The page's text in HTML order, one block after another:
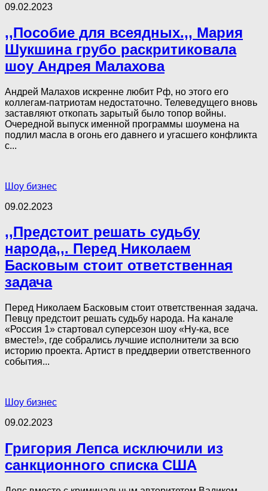
09.02.2023
,,Пособие для всеядных.,, Мария
Шукшина грубо раскритиковала
шоу Андрея Малахова
Андрей Малахов искренне любит Рф, но этого его
коллегам-патриотам недостаточно. Телеведущего вновь
заставляют откопать зарытый было топор войны.
Очередной выпуск именной программы шоумена на
подлил масла в огонь его давнего и угасшего конфликта
с...
Шоу бизнес
09.02.2023
,,Предстоит решать судьбу
народа,,. Перед Николаем
Басковым стоит ответственная
задача
Перед Николаем Басковым стоит ответственная задача.
Певцу предстоит решать судьбу народа. На канале
«Россия 1» стартовал суперсезон шоу «Ну-ка, все
вместе!», где собрались лучшие исполнители за всю
историю проекта. Артист в преддверии ответственного
события...
Шоу бизнес
09.02.2023
Григория Лепса исключили из
санкционного списка США